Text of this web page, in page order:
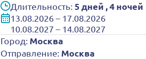
Длительность: 5 дней , 4 ночей
13.08.2026 – 17.08.2026
10.08.2027 – 14.08.2027
Город: Москва
Отправление: Москва